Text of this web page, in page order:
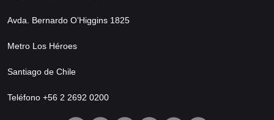
Avda. Bernardo O’Higgins 1825
Metro Los Héroes
Santiago de Chile
Teléfono +56 2 2692 0200